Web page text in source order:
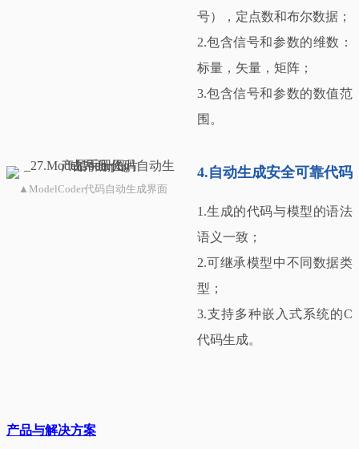
号），定点数和布尔数据；
2.包含信号和参数的维数：
标量，矢量，矩阵；
3.包含信号和参数的数值范
围。
▲ModelCoder代码自动生成界面
4.自动生成安全可靠代码
1.生成的代码与模型的语法
语义一致；
2.可继承模型中不同数据类
型；
3.支持多种嵌入式系统的C
代码生成。
产品与解决方案